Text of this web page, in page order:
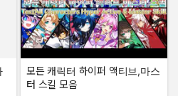
모든 캐릭터 하이퍼 액티브,마스
터 스킬 모음